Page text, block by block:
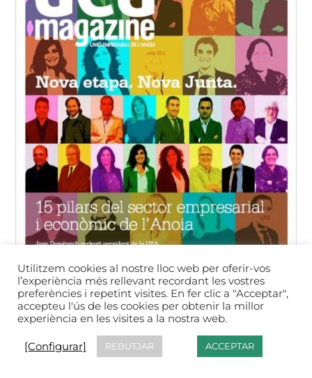
Utilitzem cookies al nostre lloc web per oferir-vos
l’experiència més rellevant recordant les vostres
preferències i repetint visites. En fer clic a "Acceptar",
accepteu l'ús de les cookies per obtenir la millor
experiència en les visites a la nostra web.
[Configurar] REBUTJAR ACCEPTAR